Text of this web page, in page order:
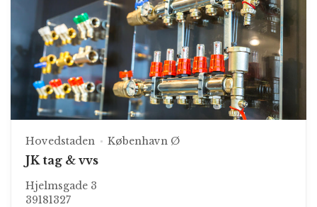
Hovedstaden København Ø
JK tag & vvs
Hjelmsgade 3
39181327